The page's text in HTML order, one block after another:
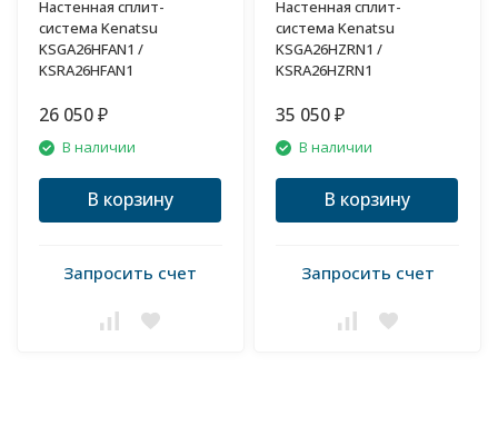
Настенная сплит-
система Kenatsu
KSGA26HFAN1 /
KSRA26HFAN1
26 050 ₽
В наличии
В корзину
Запросить счет
Настенная сплит-
система Kenatsu
KSGA26HZRN1 /
KSRA26HZRN1
35 050 ₽
В наличии
В корзину
Запросить счет